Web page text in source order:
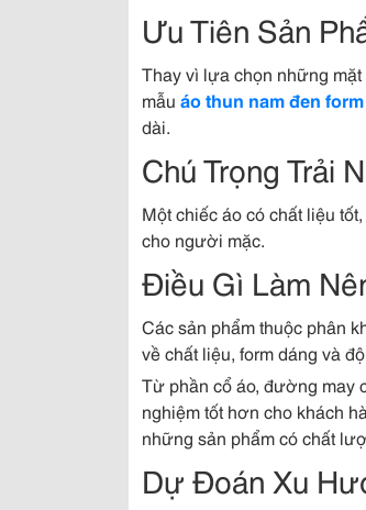
Ưu Tiên Sản
Thay vì lựa chọn những
mẫu áo thun nam đen
dài.
Chú Trọng Trải
Một chiếc áo có chất liệu
cho người mặc.
Điều Gì Làm
Các sản phẩm thuộc phân
về chất liệu, form dáng và
Từ phần cổ áo, đường may
nghiệm tốt hơn cho khách
những sản phẩm có chất
Dự Đoán Xu